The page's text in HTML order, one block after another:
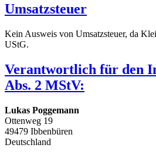
Umsatzsteuer
Kein Ausweis von Umsatzsteuer, da
UStG.
Verantwortlich für den
Abs. 2 MStV:
Lukas Poggemann
Ottenweg 19
49479 Ibbenbüren
Deutschland